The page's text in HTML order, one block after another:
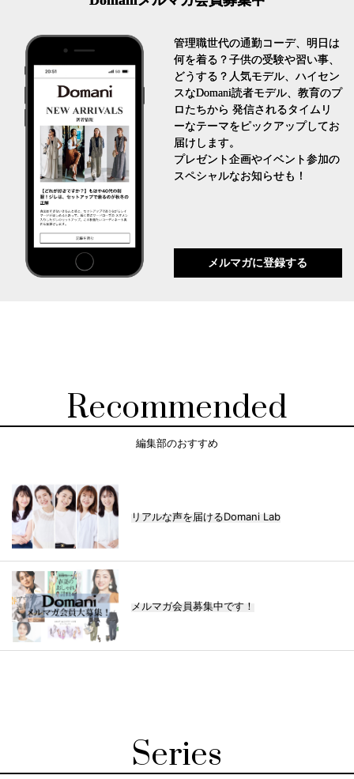
管理職世代の通勤コーデ、明日は
何を着る？子供の受験や習い事、
どうする？人気モデル、ハイセン
スなDomani読者モデル、教育のプ
ロたちから 発信されるタイムリ
ーなテーマをピックアップしてお
届けします。
プレゼント企画やイベント参加の
スペシャルなお知らせも！
メルマガに登録する
Recommended
編集部のおすすめ
リアルな声を届けるDomani Lab
メルマガ会員募集中です！
Series